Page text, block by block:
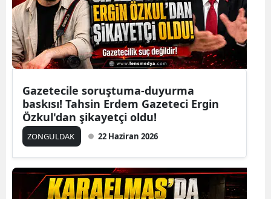
Gazetecile soruştuma-duyurma
baskısı! Tahsin Erdem Gazeteci Ergin
Özkul'dan şikayetçi oldu!
ZONGULDAK 22 Haziran 2026